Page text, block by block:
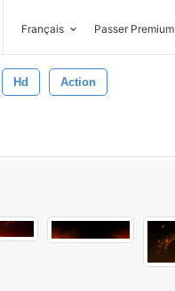
Français Passer Premium
Hd Action